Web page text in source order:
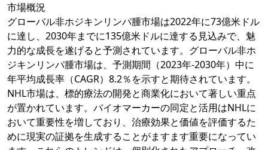
市場概況
グローバル非ホジキンリンパ腫市場は2022年に73億米ドル
に達し、2030年までに135億米ドルに達する見込みで、魅
力的な成長を遂げると予測されています。グローバル非ホ
ジキンリンパ腫市場は、予測期間（2023年-2030年）中に
年平均成長率（CAGR）8.2％を示すと期待されています。
NHL市場は、標的療法の開発と商業化において著しい重点
が置かれています。バイオマーカーの同定と活用はNHLに
おいて重要性を増しており、治療効果と価値を評価するた
めに現実の証拠を生成することがますます重要になってい